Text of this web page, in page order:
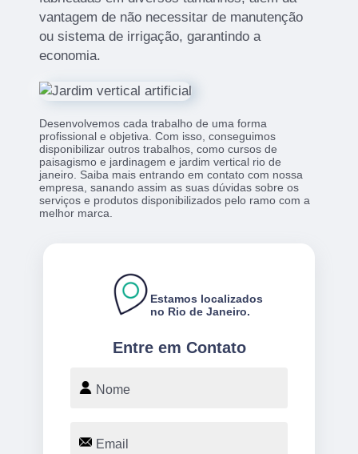
vantagem de não necessitar de manutenção
ou sistema de irrigação, garantindo a
economia.
Desenvolvemos cada trabalho de uma forma
profissional e objetiva. Com isso, conseguimos
disponibilizar outros trabalhos, como cursos de
paisagismo e jardinagem e jardim vertical rio de
janeiro. Saiba mais entrando em contato com nossa
empresa, sanando assim as suas dúvidas sobre os
serviços e produtos disponibilizados pelo ramo com a
melhor marca.
Entre em Contato
Estamos localizados
no Rio de Janeiro.